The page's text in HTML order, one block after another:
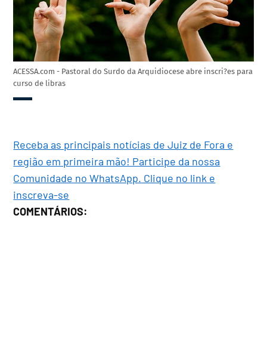
ACESSA.com - Pastoral do Surdo da Arquidiocese abre inscri?es para
curso de libras
Receba as principais notícias de Juiz de Fora e
região em primeira mão! Participe da nossa
Comunidade no WhatsApp. Clique no link e
inscreva-se
COMENTÁRIOS: